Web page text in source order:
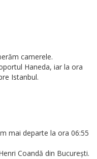
camerele.
Haneda, iar la ora
Istanbul.
mai departe la ora 06:55
Coandă din București.